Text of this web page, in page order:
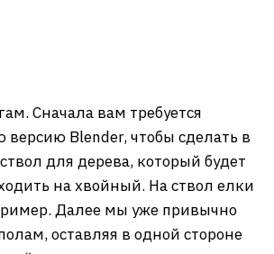
Сначала вам требуется
версию Blender, чтобы сделать в
для дерева, который будет
на хвойный. На ствол елки
Далее мы уже привычно
оставляя в одной стороне